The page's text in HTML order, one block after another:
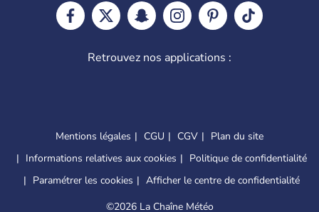
Retrouvez nos applications :
Mentions légales CGU CGV
Plan du site
Informations relatives aux cookies
Politique de confidentialité
Paramétrer les cookies
Afficher le centre de confidentialité
©2026 La Chaîne Météo